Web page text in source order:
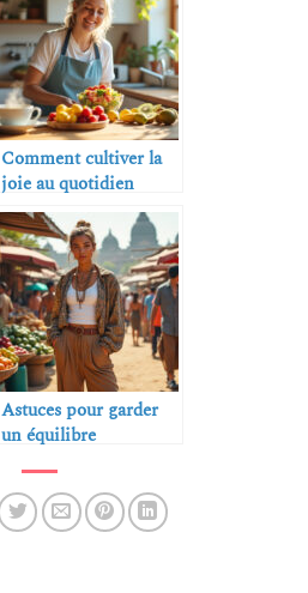
Comment cultiver la
joie au quotidien
Astuces pour garder
un équilibre